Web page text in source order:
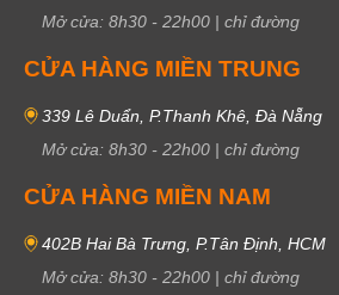
Mở cửa: 8h30 - 22h00 | chỉ đường
CỬA HÀNG MIỀN TRUNG
339 Lê Duẩn, P.Thanh Khê, Đà Nẵng
Mở cửa: 8h30 - 22h00 | chỉ đường
CỬA HÀNG MIỀN NAM
402B Hai Bà Trưng, P.Tân Định, HCM
Mở cửa: 8h30 - 22h00 | chỉ đường